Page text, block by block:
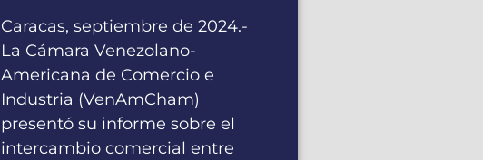
Caracas, septiembre de 2024.-
La Cámara Venezolano-
Americana de Comercio e
Industria (VenAmCham)
presentó su informe sobre el
intercambio comercial entre